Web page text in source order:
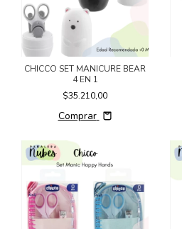
CHICCO SET MANICURE BEAR
4 EN 1
$35.210,00
Comprar